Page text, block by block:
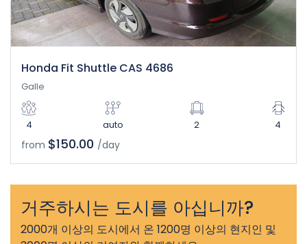
Honda Fit Shuttle CAS 4686
Galle
4 auto 2 4
from $150.00 /day
거주하시는 도시를 아십니까?
2000개 이상의 도시에서 온 1200명 이상의 현지인 및